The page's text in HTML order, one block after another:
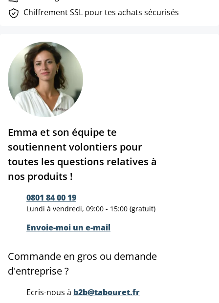
Chiffrement SSL pour tes achats sécurisés
Emma et son équipe te
soutiennent volontiers pour
toutes les questions relatives à
nos produits !
0801 84 00 19
Lundi à vendredi, 09:00 - 15:00 (gratuit)
Envoie-moi un e-mail
Commande en gros ou demande
d'entreprise ?
Ecris-nous à b2b@tabouret.fr